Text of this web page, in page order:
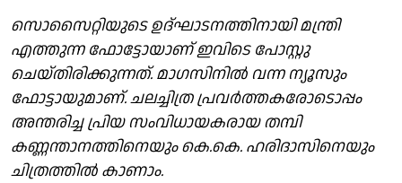
സൊസൈറ്റിയുടെ ഉദ്ഘാടനത്തിനായി മന്ത്രി
എത്തുന്ന ഫോട്ടോയാണ് ഇവിടെ പോസ്റ്റു
ചെയ്തിരിക്കുന്നത്. മാഗസിനിൽ വന്ന ന്യൂസും
ഫോട്ടായുമാണ്. ചലച്ചിത്ര പ്രവർത്തകരോടൊപ്പം
അന്തരിച്ച പ്രിയ സംവിധായകരായ തമ്പി
കണ്ണന്താനത്തിനെയും കെ.കെ. ഹരിദാസിനെയും
ചിത്രത്തിൽ കാണാം.